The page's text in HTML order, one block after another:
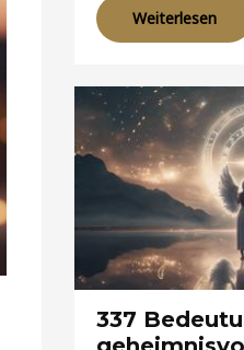
Weiterlesen
337